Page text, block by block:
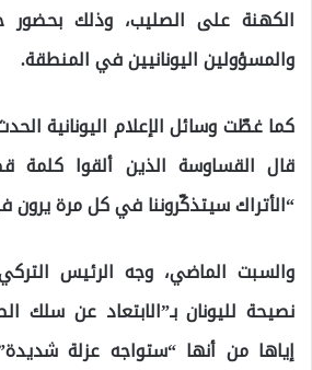
الكهنة على الصليب، وذلك
والمسؤولين اليونانيين في المنطقة.
كما غطّت وسائل الإعلام اليونانية
قال القساوسة الذين ألقوا
“الأتراك سيتذكّروننا في كل مرة يرون
والسبت الماضي، وجه الرئيس
نصيحة لليونان بـ”الابتعاد عن سلك
إياها من أنها “ستواجه عزلة